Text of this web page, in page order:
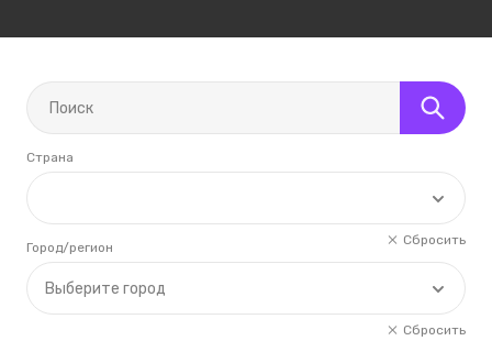
Страна
Сбросить
Выберите город
Город/регион
Сбросить